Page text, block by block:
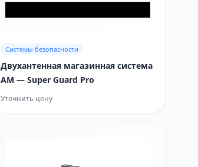
Системы безопасности
Двухантенная магазинная система
AM — Super Guard Pro
Уточнить цену